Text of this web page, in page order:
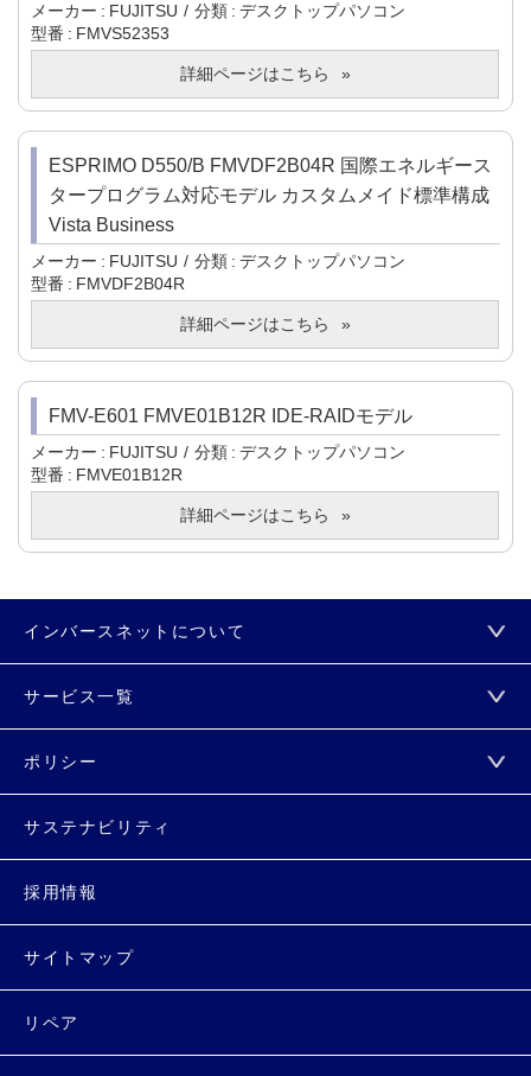
メーカー FUJITSU 分類
デスクトップパソコン
型番
FMVS52353
詳細ページはこちら
ESPRIMO D550/B FMVDF2B04R 国際エネルギース
タープログラム対応モデル カスタムメイド標準構成
Vista Business
メーカー FUJITSU 分類
デスクトップパソコン
型番
FMVDF2B04R
詳細ページはこちら
FMV-E601 FMVE01B12R IDE-RAIDモデル
メーカー FUJITSU 分類
デスクトップパソコン
型番
FMVE01B12R
詳細ページはこちら
インバースネットについて
サービス一覧
ポリシー
サステナビリティ
採用情報
サイトマップ
リペア